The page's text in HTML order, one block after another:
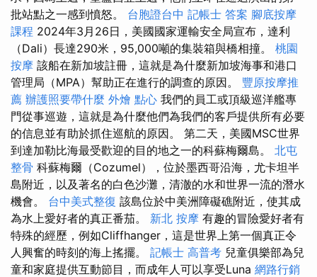
批站點之一感到憤怒。 台胞證台中 記帳士 答案 腳底按摩
課程 2024年3月26日，美國國家運輸安全局宣布，達利
（Dali）長達290米，95,000噸的集裝箱與橋相撞。 桃園
按摩 該船在新加坡註冊，這就是為什麼新加坡海事和港口
管理局（MPA）幫助正在進行的調查的原因。 豐原按摩推
薦 辦護照要帶什麼 外燴 點心 我們的員工或頂級巡洋艦專
門從事巡遊，這就是為什麼他們為我們的客戶提供所有必要
的信息並有助於抓住巡航的原因。 第二天，美國MSC世界
到達加勒比海最受歡迎的目的地之一的科蘇梅爾島。 北屯
整骨 科蘇梅爾（Cozumel），位於墨西哥沿海，尤卡坦半
島附近，以及著名的白色沙灘，清澈的水和世界一流的潛水
機會。 台中美式整復 該島位於中美洲障礙礁附近，使其成
為水上愛好者的真正番茄。 新北 按摩 有趣的冒險愛好者有
特殊的經歷，例如Cliffhanger，這是世界上第一個真正令
人興奮的時刻的海上搖擺。 記帳士 高普考 兒童俱樂部為兒
童和家庭提供互動節目，而成年人可以享受Luna 網路行銷